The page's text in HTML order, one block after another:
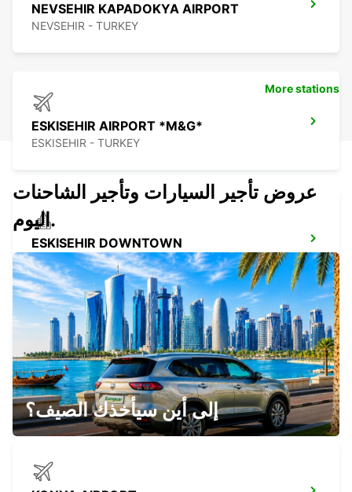
NEVSEHIR KAPADOKYA AIRPORT
NEVSEHIR - TURKEY
ESKISEHIR AIRPORT *M&G*
ESKISEHIR - TURKEY
ESKISEHIR DOWNTOWN
ESKISEHIR - TURKEY
ESKISEHIR YHT RAILWAY ST MEET
GREET
ESKISEHIR - TURKEY
More stations
عروض تأجير السيارات وتأجير الشاحنات
اليوم.
إلى أين سيأخذك الصيف؟